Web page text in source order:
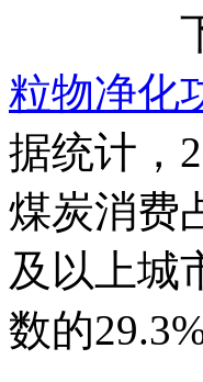
下一
粒物净化
据统计，
煤炭消费
及以上城
数的